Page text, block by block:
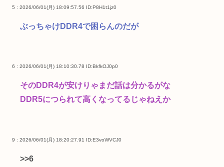
5 : 2026/06/01(月) 18:09:57.56 ID:P8H1t1jz0
ぶっちゃけDDR4で困らんのだが
6 : 2026/06/01(月) 18:10:30.78 ID:BkfkOJ0p0
そのDDR4が安けりゃまだ話は分かるがな
DDR5につられて高くなってるじゃねえか
9 : 2026/06/01(月) 18:20:27.91 ID:E3voWVCJ0
>>6